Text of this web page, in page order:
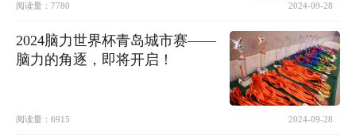
阅读量： 7780 2024-09-28
2024脑力世界杯青岛城市赛——
脑力的角逐，即将开启！
阅读量： 6915 2024-09-28